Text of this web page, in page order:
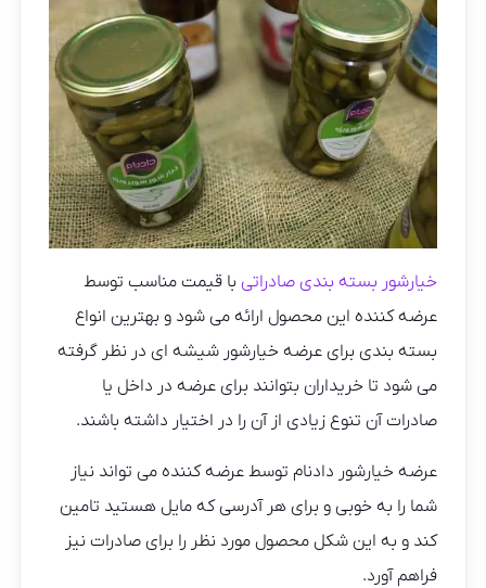
خیارشور بسته بندی صادراتی با قیمت مناسب توسط
عرضه کننده این محصول ارائه می شود و بهترین انواع
بسته بندی برای عرضه خیارشور شیشه ای در نظر گرفته
می شود تا خریداران بتوانند برای عرضه در داخل یا
صادرات آن تنوع زیادی از آن را در اختیار داشته باشند.
عرضه خیارشور دادنام توسط عرضه کننده می تواند نیاز
شما را به خوبی و برای هر آدرسی که مایل هستید تامین
کند و به این شکل محصول مورد نظر را برای صادرات نیز
فراهم آورد.